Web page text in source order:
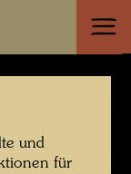
und
für